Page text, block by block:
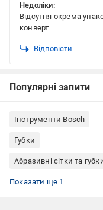
Недоліки:
Відсутня окрема
конверт
Відповісти
Популярні запити
Інструменти Bosch
Губки
Абразивні сітки та
Губка абразивна
Показати ще 1